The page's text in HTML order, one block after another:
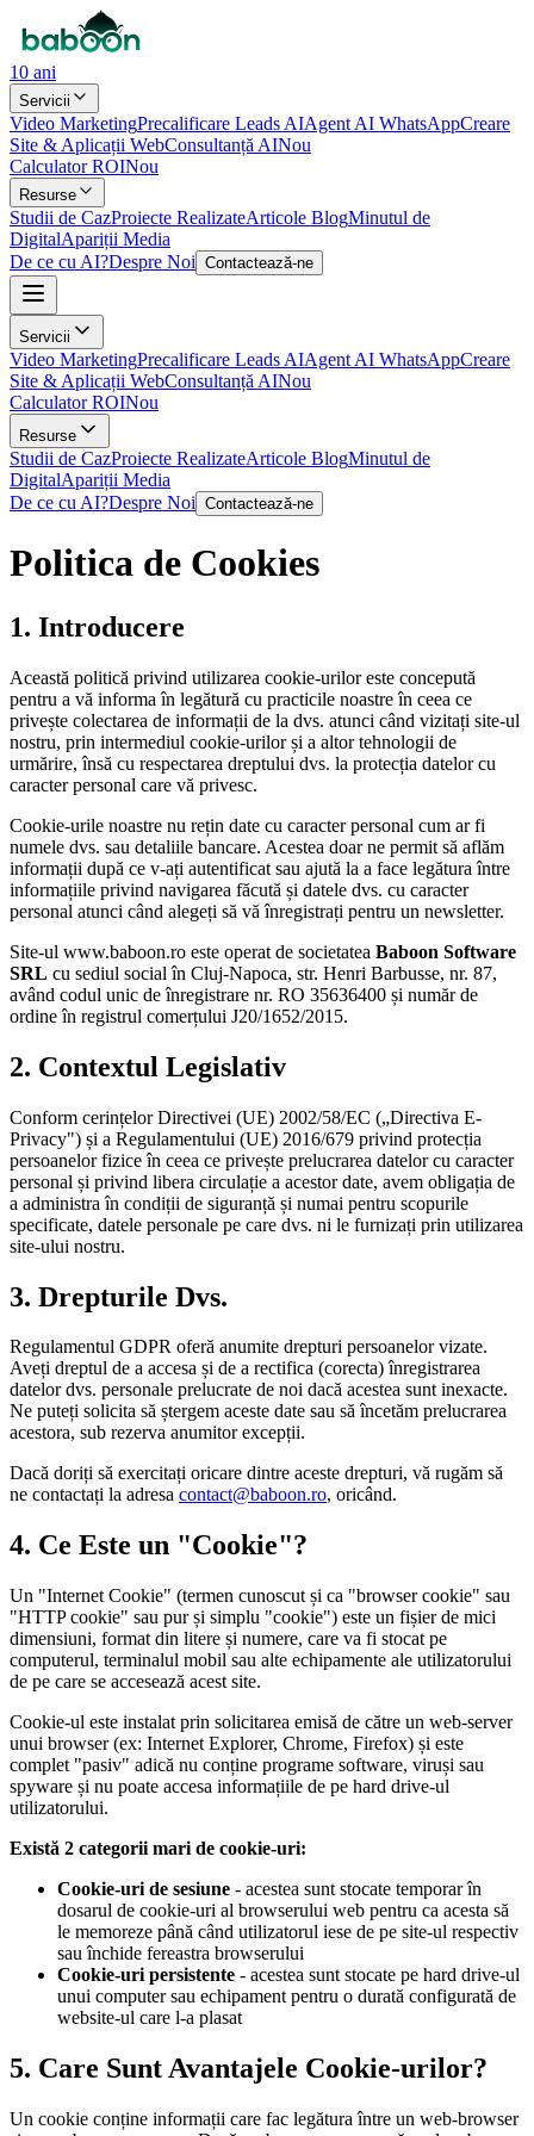
10 ani
Servicii
Video MarketingPrecalificare Leads AIAgent AI WhatsAppCreare
Site & Aplicații WebConsultanță AINou
Calculator ROINou
Resurse
Studii de CazProiecte RealizateArticole BlogMinutul de
DigitalApariții Media
De ce cu AI?Despre Noi Contactează-ne
Servicii
Video MarketingPrecalificare Leads AIAgent AI WhatsAppCreare
Site & Aplicații WebConsultanță AINou
Calculator ROINou
Resurse
Studii de CazProiecte RealizateArticole BlogMinutul de
DigitalApariții Media
De ce cu AI?Despre Noi Contactează-ne
Politica de Cookies
1. Introducere
Această politică privind utilizarea cookie-urilor este concepută
pentru a vă informa în legătură cu practicile noastre în ceea ce
privește colectarea de informații de la dvs. atunci când vizitați site-ul
nostru, prin intermediul cookie-urilor și a altor tehnologii de
urmărire, însă cu respectarea dreptului dvs. la protecția datelor cu
caracter personal care vă privesc.
Cookie-urile noastre nu rețin date cu caracter personal cum ar fi
numele dvs. sau detaliile bancare. Acestea doar ne permit să aflăm
informații după ce v-ați autentificat sau ajută la a face legătura între
informațiile privind navigarea făcută și datele dvs. cu caracter
personal atunci când alegeți să vă înregistrați pentru un newsletter.
Site-ul www.baboon.ro este operat de societatea Baboon Software
SRL cu sediul social în Cluj-Napoca, str. Henri Barbusse, nr. 87,
având codul unic de înregistrare nr. RO 35636400 și număr de
ordine în registrul comerțului J20/1652/2015.
2. Contextul Legislativ
Conform cerințelor Directivei (UE) 2002/58/EC („Directiva E-
Privacy") și a Regulamentului (UE) 2016/679 privind protecția
persoanelor fizice în ceea ce privește prelucrarea datelor cu caracter
personal și privind libera circulație a acestor date, avem obligația de
a administra în condiții de siguranță și numai pentru scopurile
specificate, datele personale pe care dvs. ni le furnizați prin utilizarea
site-ului nostru.
3. Drepturile Dvs.
Regulamentul GDPR oferă anumite drepturi persoanelor vizate.
Aveți dreptul de a accesa și de a rectifica (corecta) înregistrarea
datelor dvs. personale prelucrate de noi dacă acestea sunt inexacte.
Ne puteți solicita să ștergem aceste date sau să încetăm prelucrarea
acestora, sub rezerva anumitor excepții.
Dacă doriți să exercitați oricare dintre aceste drepturi, vă rugăm să
ne contactați la adresa contact@baboon.ro, oricând.
4. Ce Este un "Cookie"?
Un "Internet Cookie" (termen cunoscut și ca "browser cookie" sau
"HTTP cookie" sau pur și simplu "cookie") este un fișier de mici
dimensiuni, format din litere și numere, care va fi stocat pe
computerul, terminalul mobil sau alte echipamente ale utilizatorului
de pe care se accesează acest site.
Cookie-ul este instalat prin solicitarea emisă de către un web-server
unui browser (ex: Internet Explorer, Chrome, Firefox) și este
complet "pasiv" adică nu conține programe software, viruși sau
spyware și nu poate accesa informațiile de pe hard drive-ul
utilizatorului.
Există 2 categorii mari de cookie-uri:
Cookie-uri de sesiune - acestea sunt stocate temporar în
dosarul de cookie-uri al browserului web pentru ca acesta să
le memoreze până când utilizatorul iese de pe site-ul respectiv
sau închide fereastra browserului
Cookie-uri persistente - acestea sunt stocate pe hard drive-ul
unui computer sau echipament pentru o durată configurată de
website-ul care l-a plasat
5. Care Sunt Avantajele Cookie-urilor?
Un cookie conține informații care fac legătura între un web-browser